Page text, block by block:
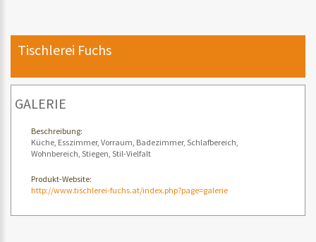
Tischlerei Fuchs
GALERIE
Beschreibung:
Küche, Esszimmer, Vorraum, Badezimmer, Schlafbereich,
Wohnbereich, Stiegen, Stil-Vielfalt
Produkt-Website:
http://www.tischlerei-fuchs.at/index.php?page=galerie